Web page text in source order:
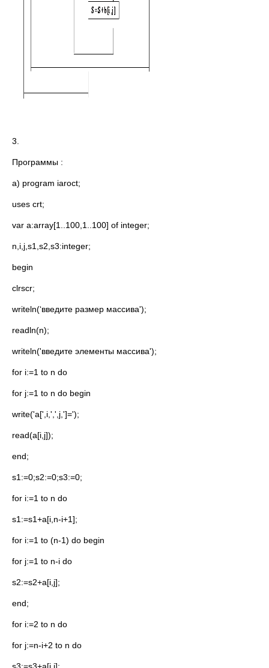
3.
Программы :
а) program iaroct;
uses crt;
var a:array[1..100,1..100] of integer;
n,i,j,s1,s2,s3:integer;
begin
clrscr;
writeln(‘введите размер массива');
readln(n);
writeln('введите элементы массива');
for i:=1 to n do
for j:=1 to n do begin
write('a[',i,',',j,']=');
read(a[i,j]);
end;
s1:=0;s2:=0;s3:=0;
for i:=1 to n do
s1:=s1+a[i,n-i+1];
for i:=1 to (n-1) do begin
for j:=1 to n-i do
s2:=s2+a[i,j];
end;
for i:=2 to n do
for j:=n-i+2 to n do